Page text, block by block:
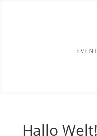
Hallo Welt!